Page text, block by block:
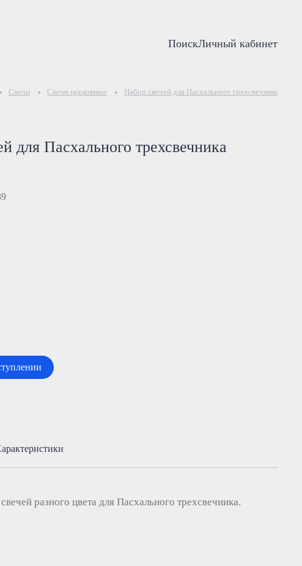
ПоискЛичный кабинет
Свечи Свечи церковные Набор свечей для Пасхального трехсвечника
для Пасхального трехсвечника
разного цвета для Пасхального трехсвечника.